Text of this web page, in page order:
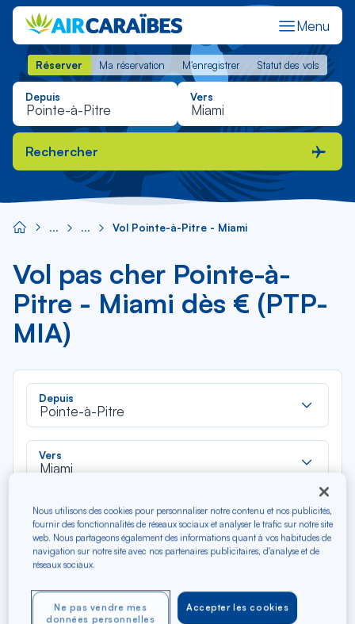
Menu
Réserver Ma réservation M'enregistrer Statut des vols
Réserver Ma réservation M'enregistrer Statut des vols
Depuis Vers
Rechercher
Vol Pointe-à-Pitre - Miami
Vol pas cher Pointe-à-
Pitre - Miami dès € (PTP-
MIA)
Depuis
Pointe-à-Pitre
Vers
Miami
Type de trajet
Aller-Retour Aller simple
AOÛ 2026
Nous utilisons des cookies pour personnaliser notre contenu et nos publicités,
fournir des fonctionnalités de réseaux sociaux et analyser le trafic sur notre site
web. Nous partageons également des informations quant à vos habitudes de
navigation sur notre site avec nos partenaires publicitaires, d'analyse et de
réseaux sociaux.
Accepter les cookies
Ne pas vendre mes
données personnelles